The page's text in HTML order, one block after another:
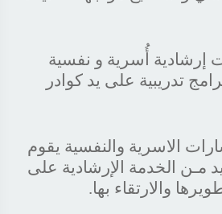
الاسرية والنفسية يقوم